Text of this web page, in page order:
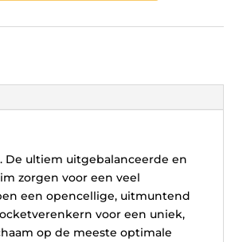
ultiem uitgebalanceerde en
zorgen voor een veel
een opencellige, uitmuntend
voor een uniek,
op de meeste optimale